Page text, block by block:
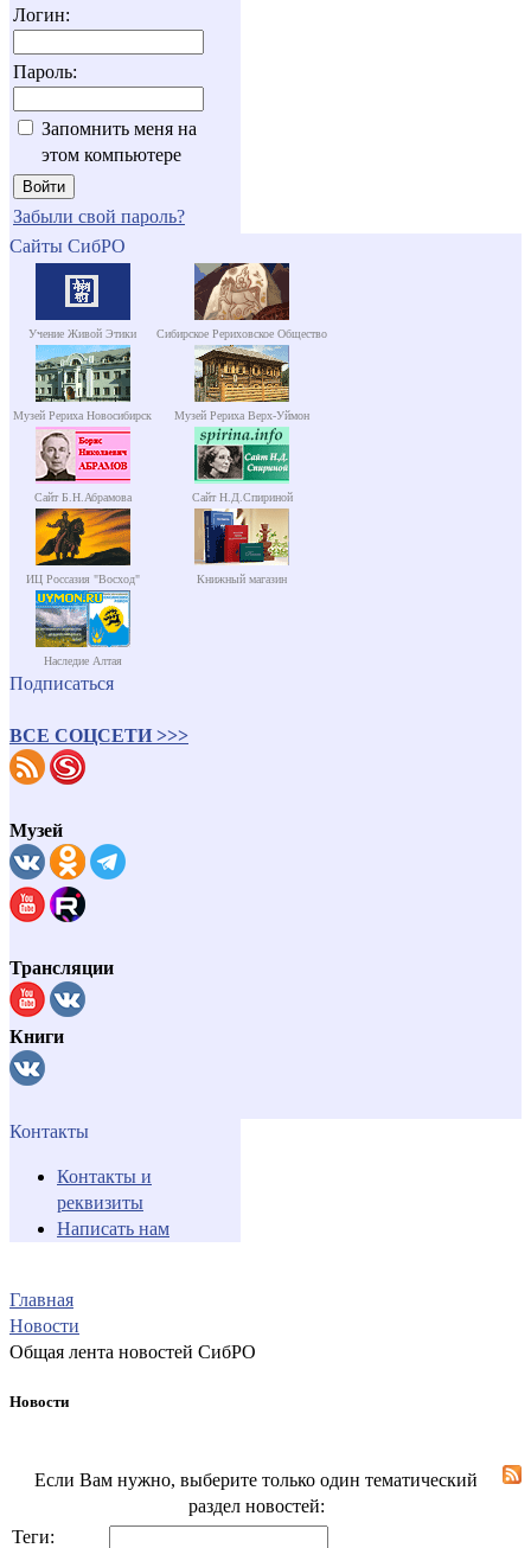
Логин:
Пароль:
Запомнить меня на
этом компьютере
Забыли свой пароль?
Сайты СибРО
Учение Живой Этики Сибирское Рериховское Общество
Музей Рериха Новосибирск Музей Рериха Верх-Уймон
Сайт Б.Н.Абрамова Сайт Н.Д.Спириной
ИЦ Россазия "Восход" Книжный магазин
Наследие Алтая
Подписаться
ВСЕ СОЦСЕТИ >>>
Музей
Трансляции
Книги
Контакты
Контакты и
реквизиты
Написать нам
Главная
Новости
Общая лента новостей СибРО
Новости
Если Вам нужно, выберите только один тематический
раздел новостей:
Теги: